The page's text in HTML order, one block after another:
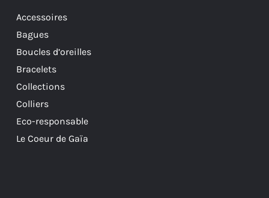
Accessoires
Bagues
Boucles d’oreilles
Bracelets
Collections
Colliers
Eco-responsable
Le Coeur de Gaïa